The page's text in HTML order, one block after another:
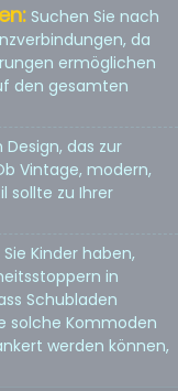
Suchen Sie nach
da
ermöglichen
den gesamten
Design, das zur
Vintage, modern,
sollte zu Ihrer
Kinder haben,
in
Schubladen
solche Kommoden
werden können,